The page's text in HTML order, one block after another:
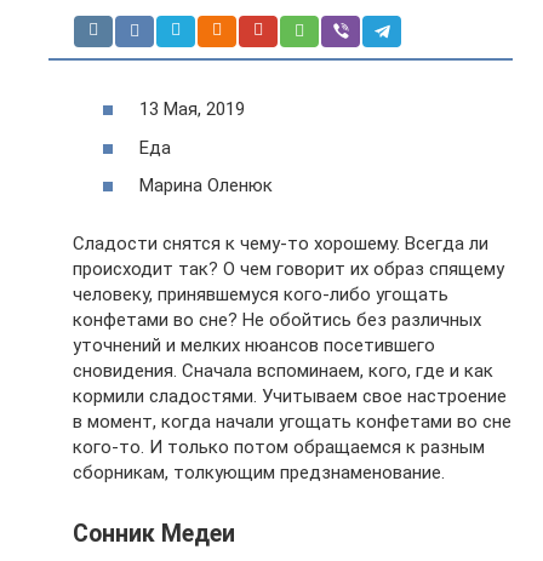
13 Мая, 2019
Еда
Марина Оленюк
Сладости снятся к чему-то хорошему. Всегда ли
происходит так? О чем говорит их образ спящему
человеку, принявшемуся кого-либо угощать
конфетами во сне? Не обойтись без различных
уточнений и мелких нюансов посетившего
сновидения. Сначала вспоминаем, кого, где и как
кормили сладостями. Учитываем свое настроение
в момент, когда начали угощать конфетами во сне
кого-то. И только потом обращаемся к разным
сборникам, толкующим предзнаменование.
Сонник Медеи